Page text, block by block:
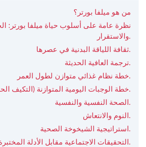
من هو ميلفا بورتر؟
نظرة عامة على أسلوب حياة ميلفا بورتر:
والاستقرار.
ثقافة اللياقة البدنية في عصرها.
ترجمة العافية الحديثة.
خطة نظام غذائي متوازن لطول العمر.
خطة الوجبات اليومية المتوازنة (التكيف الحديث).
الصحة النفسية والنفسية.
النوم والانتعاش.
استراتيجية الشيخوخة الصحية.
التحقيقات الاجتماعية مقابل الأدلة المختبرة.